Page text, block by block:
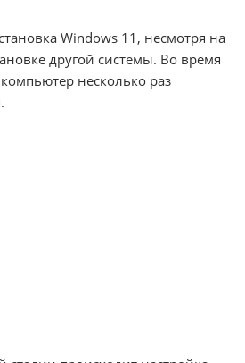
Windows 11, несмотря на
другой системы. Во время
компьютер несколько раз